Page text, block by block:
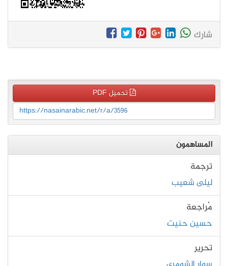
شارك
تحميل PDF
https://nasainarabic.net/r/a/3596
المساهمون
ترجمة
ليلى شعيب
مُراجعة
حسين حنيت
تحرير